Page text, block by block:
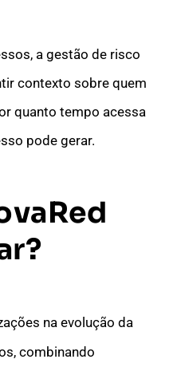
a gestão de risco
contexto sobre quem
quanto tempo acessa
pode gerar.
na evolução da
combinando